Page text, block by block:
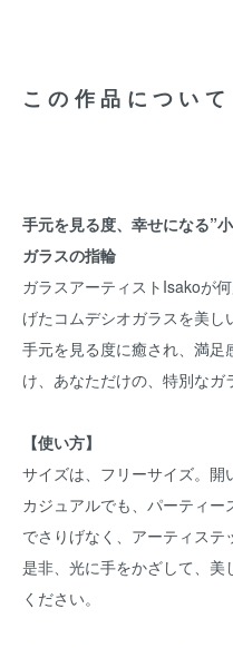
この作品について
手元を見る度、幸せになる”
ガラスの指輪
ガラスアーティストIsakoが
げたコムデシオガラスを美し
手元を見る度に癒され、満
け、あなただけの、特別なガ
【使い方】
サイズは、フリーサイズ。開
カジュアルでも、パーティ
でさりげなく、アーティステ
是非、光に手をかざして、
ください。